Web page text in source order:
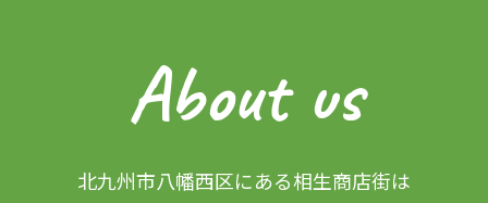
About us
北九州市八幡西区にある相生商店街は